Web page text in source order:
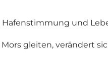
und
gleiten, verändert